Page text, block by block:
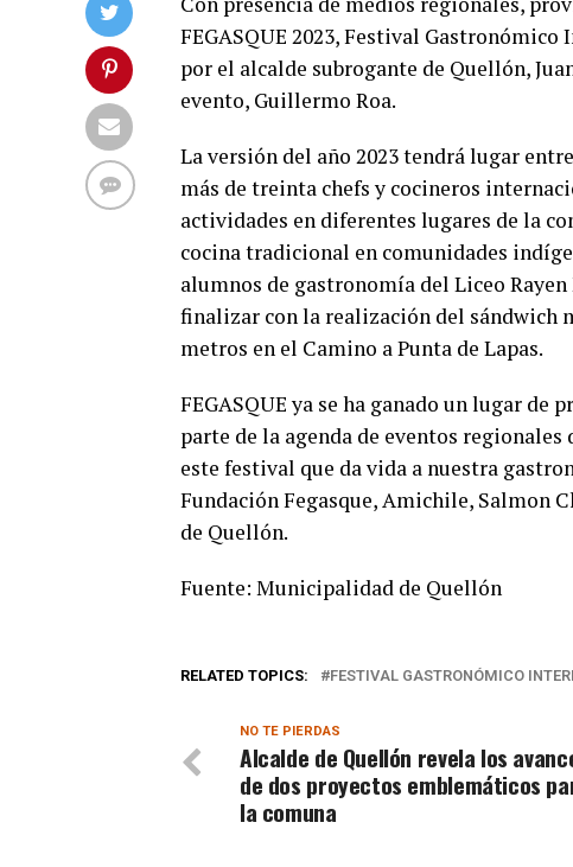
FEGASQUE 2023, Festival
por el alcalde subrogante de Quellón,
evento, Guillermo Roa.
La versión del año 2023 tendrá lugar
más de treinta chefs y cocineros
actividades en diferentes lugares de la
cocina tradicional en comunidades
alumnos de gastronomía del Liceo
finalizar con la realización del sándwich
metros en el Camino a Punta de Lapas.
FEGASQUE ya se ha ganado un lugar
parte de la agenda de eventos
este festival que da vida a nuestra
Fundación Fegasque, Amichile, Salmon
de Quellón.
Fuente: Municipalidad de Quellón
RELATED TOPICS: FESTIVAL GASTRONÓMICO
NO TE PIERDAS
Alcalde de Quellón revela los
de dos proyectos emblemáticos
la comuna